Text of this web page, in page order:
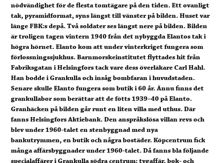
nödvändighet för de flesta tomtägare på den tiden. Ett ovanligt
tak, pyramidformat, syns längst till vänster på bilden. Huset var
länge FBK:s depå. Två soldater ses längst nere på bilden. Bilden
är troligen tagen vintern 1940 från det nybyggda Elantos tak i
högra hörnet. Elanto kom att under vinterkriget fungera som
förlossningssjukhus. Barnmorskeinstitutet flyttades hit från
Fabriksgatan i Helsingfors tack vare dess överläkare Carl Hahl.
Han bodde i Grankulla och insåg bombfaran i huvudstaden.
Senare skulle Elanto fungera som butik i 60 år. Ännu finns det
grankullabor som berättar att de fötts 1939–40 på Elanto.
Granhäcken på bilden går runt en liten villa med uthus. Där
fanns Helsingfors Aktiebank. Den anspråkslösa villan revs och
blev under 1960-talet en stenbyggnad med nya
bankutrymmen, en butik och några bostäder. Köpcentrum fick
många affärsbyggnader under 1960-talet. Då fanns bla följande
specialaffärer i Grankulla södra centrum; tygaffär, bok- och